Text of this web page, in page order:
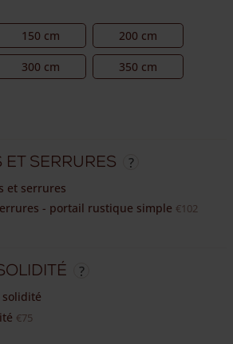
150 cm 200 cm
300 cm 350 cm
et serrures
et serrures
- portail rustique simple €102
solidité
€75